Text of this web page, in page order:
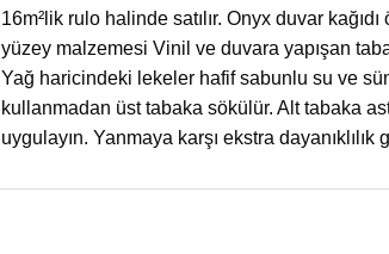
16m²lik rulo halinde satılır. Onyx duvar
yüzey malzemesi Vinil ve duvara yapışan
Yağ haricindeki lekeler hafif sabunlu su ve
kullanmadan üst tabaka sökülür. Alt tabaka
uygulayın. Yanmaya karşı ekstra dayanıklılık